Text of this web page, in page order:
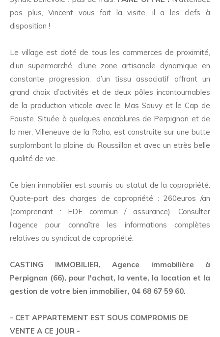
pas plus, Vincent vous fait la visite, il a les clefs à
disposition !
Le village est doté de tous les commerces de proximité,
d’un supermarché, d’une zone artisanale dynamique en
constante progression, d’un tissu associatif offrant un
grand choix d’activités et de deux pôles incontournables
de la production viticole avec le Mas Sauvy et le Cap de
Fouste. Située à quelques encablures de Perpignan et de
la mer, Villeneuve de la Raho, est construite sur une butte
surplombant la plaine du Roussillon et avec un etrès belle
qualité de vie.
Ce bien immobilier est soumis au statut de la copropriété.
Quote-part des charges de copropriété : 260euros /an
(comprenant : EDF commun / assurance). Consulter
l'agence pour connaître les informations complètes
relatives au syndicat de copropriété.
CASTING IMMOBILIER, Agence immobilière à
Perpignan (66), pour l'achat, la vente, la location et la
gestion de votre bien immobilier, 04 68 67 59 60.
- CET APPARTEMENT EST SOUS COMPROMIS DE
VENTE A CE JOUR -